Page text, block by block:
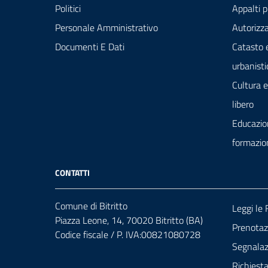
Politici
Personale Amministrativo
Documenti E Dati
Appalti
Catasto
Cultura
libero
CONTATTI
Comune di Bitritto
Piazza Leone, 14, 70020 Bitritto (BA)
Codice fiscale / P. IVA:00821080728
Leggi le